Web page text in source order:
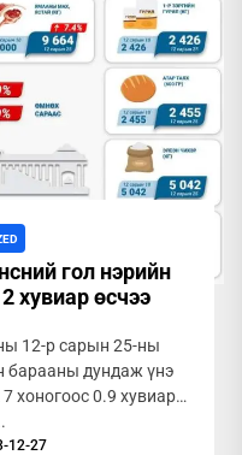
гол нэрийн
хувиар өсчээ
12-р сарын 25-ны
барааны дундаж үнэ
хоногоос 0.9 хувиар
12-27